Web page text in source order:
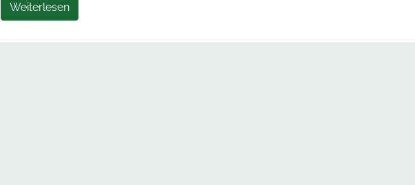
Weiterlesen